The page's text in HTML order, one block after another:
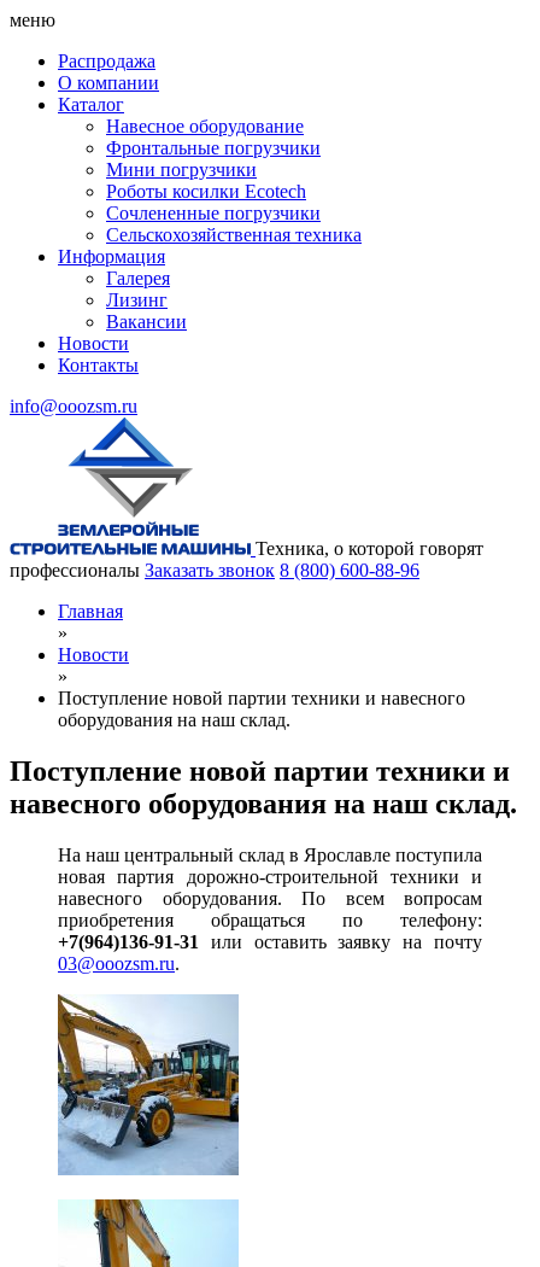
меню
Распродажа
О компании
Каталог
Навесное оборудование
Фронтальные погрузчики
Мини погрузчики
Роботы косилки Ecotech
Сочлененные погрузчики
Сельскохозяйственная техника
Информация
Галерея
Лизинг
Вакансии
Новости
Контакты
info@ooozsm.ru
Техника, о которой говорят
профессионалы Заказать звонок 8 (800) 600-88-96
Главная
»
Новости
»
Поступление новой партии техники и навесного
оборудования на наш склад.
Поступление новой партии техники и
навесного оборудования на наш склад.
На наш центральный склад в Ярославле поступила
новая партия дорожно-строительной техники и
навесного оборудования. По всем вопросам
приобретения обращаться по телефону:
+7(964)136-91-31
или оставить заявку на почту
03@ooozsm.ru.